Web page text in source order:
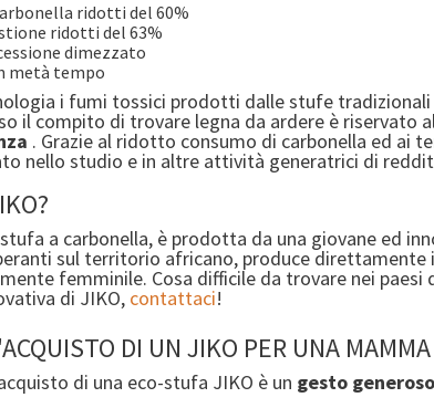
ridotti del 60%
ridotti del 63%
dimezzato
metà tempo
i fumi tossici prodotti dalle stufe
il compito di trovare legna da ardere è riservato
. Grazie al ridotto consumo di carbonella ed ai
nello studio e in altre attività generatrici di
a carbonella, è prodotta da una giovane ed
sul territorio africano, produce direttamente
femminile. Cosa difficile da trovare nei
di JIKO, contattaci!
DI UN JIKO PER UNA
di una eco-stufa JIKO è un gesto generoso